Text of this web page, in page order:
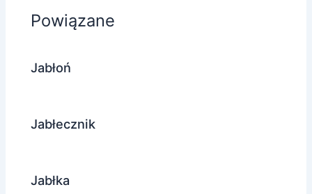
Powiązane
Jabłoń
Jabłecznik
Jabłka